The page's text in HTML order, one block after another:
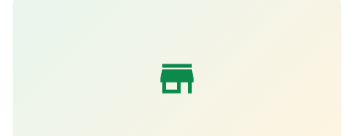
store